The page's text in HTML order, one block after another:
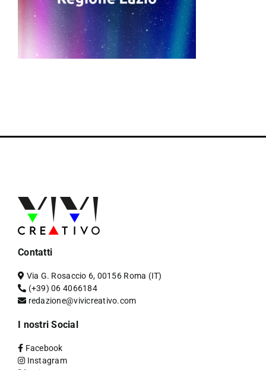
Contatti
Via G. Rosaccio 6, 00156 Roma (IT)
(+39) 06 4066184
redazione@vivicreativo.com
I nostri Social
Facebook
Instagram